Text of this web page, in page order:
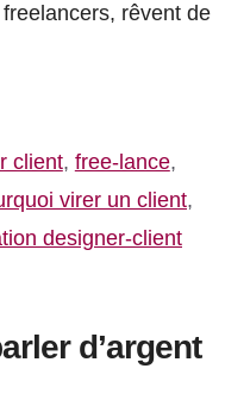
rêvent de
client, free-lance,
virer un client,
designer-client
d’argent